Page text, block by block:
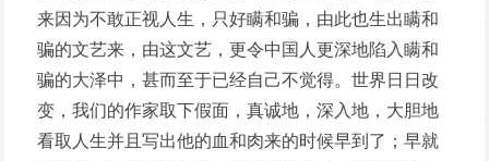
来因为不敢正视人生，只好瞒和骗，由此也生出瞒和
骗的文艺来，由这文艺，更令中国人更深地陷入瞒和
骗的大泽中，甚而至于已经自己不觉得。世界日日改
变，我们的作家取下假面，真诚地，深入地，大胆地
看取人生并且写出他的血和肉来的时候早到了；早就